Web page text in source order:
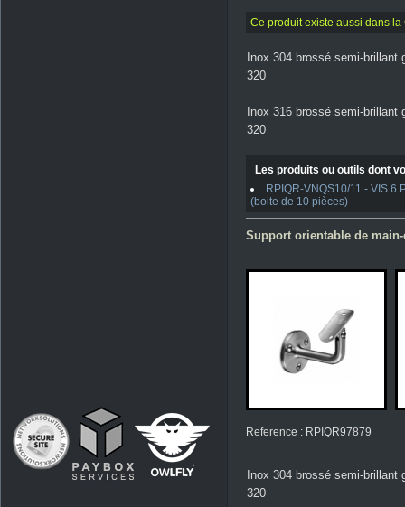
Ce produit existe aussi dans
Inox 304 brossé semi-brillant
320
Inox 316 brossé semi-brillant
320
Les produits ou outils dont
RPIQR-VNQS10/11 - VIS
(boite de 10 pièces)
Support orientable de
Reference : RPIQR97879
Inox 304 brossé semi-brillant
320